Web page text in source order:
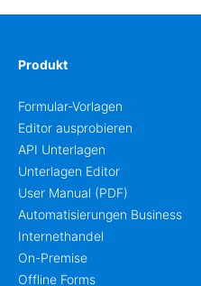
Produkt
Formular-Vorlagen
Editor ausprobieren
API Unterlagen
Unterlagen Editor
User Manual (PDF)
Automatisierungen Business
Internethandel
On-Premise
Offline Forms